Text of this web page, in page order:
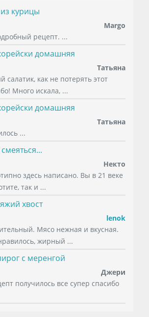
курицы
Margo
рецепт. ...
домашняя
Татьяна
салатик, как не потерять этот
Много искала, ...
домашняя
Татьяна
...
Некто
здесь написано. Вы в 21 веке
так и ...
хвост
lenok
Мясо нежная и вкусная.
жирный ...
с меренгой
Джери
получилось все супер спасибо